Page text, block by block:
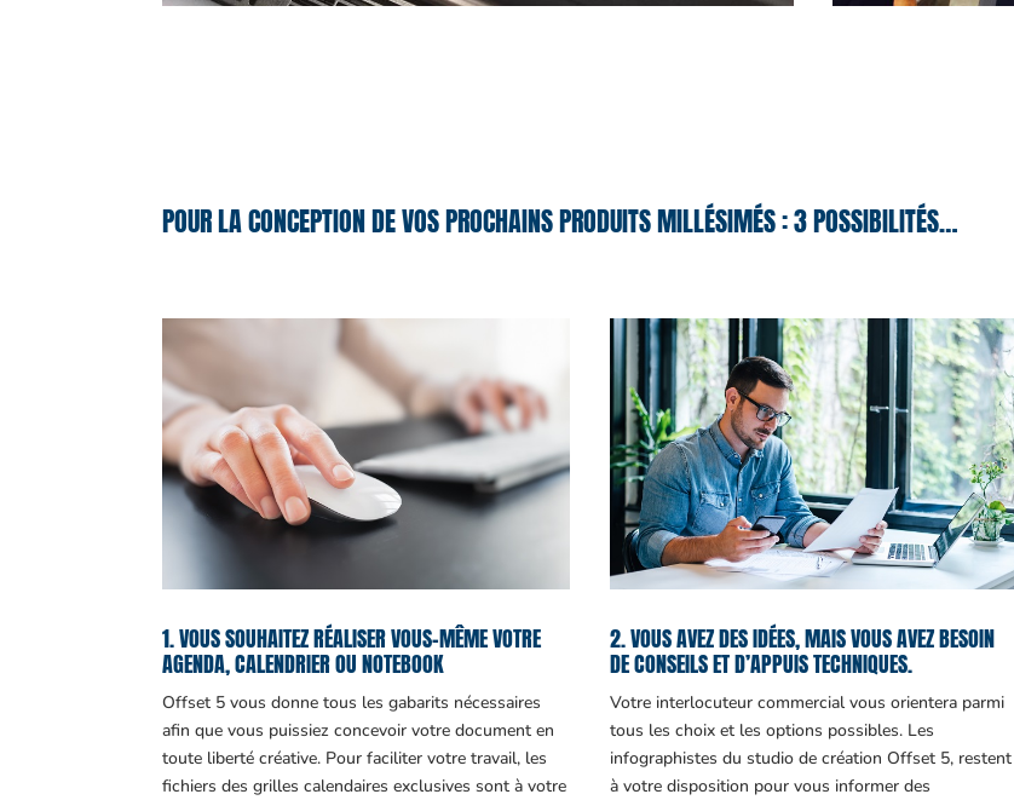
POUR LA CONCEPTION DE VOS PROCHAINS PRODUITS MILLÉSIMÉS : 3 POSSIBILITÉS…
1. VOUS SOUHAITEZ RÉALISER VOUS-MÊME VOTRE
AGENDA, CALENDRIER OU NOTEBOOK
Offset 5 vous donne tous les gabarits nécessaires
afin que vous puissiez concevoir votre document en
toute liberté créative. Pour faciliter votre travail, les
fichiers des grilles calendaires exclusives sont à votre
2. VOUS AVEZ DES IDÉES, MAIS VOUS AVEZ BESOIN
DE CONSEILS ET D’APPUIS TECHNIQUES.
Votre interlocuteur commercial vous orientera parmi
tous les choix et les options possibles. Les
infographistes du studio de création Offset 5, restent
à votre disposition pour vous informer des